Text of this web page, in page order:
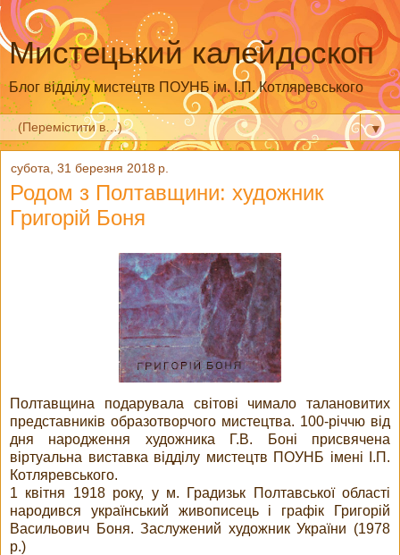
Мистецький калейдоскоп
Блог відділу мистецтв ПОУНБ ім. І.П. Котляревського
▼
субота, 31 березня 2018 р.
Родом з Полтавщини: художник
Григорій Боня
Полтавщина подарувала світові чимало талановитих
представників образотворчого мистецтва. 100-річчю від
дня народження художника Г.В. Боні присвячена
віртуальна виставка відділу мистецтв ПОУНБ імені І.П.
Котляревського.
1 квітня 1918 року, у м. Градизьк Полтавської області
народився український живописець і графік Григорій
Васильович Боня. Заслужений художник України (1978
р.)